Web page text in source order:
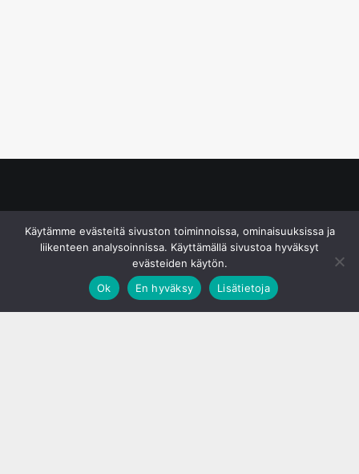
Käytämme evästeitä sivuston toiminnoissa, ominaisuuksissa ja
liikenteen analysoinnissa. Käyttämällä sivustoa hyväksyt
evästeiden käytön.
Ok
En hyväksy Lisätietoja